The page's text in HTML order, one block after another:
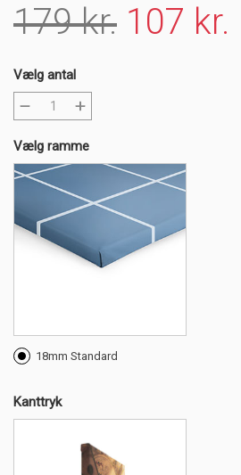
179 kr. 107 kr.
Vælg antal
Vælg ramme
18mm Standard
Kanttryk